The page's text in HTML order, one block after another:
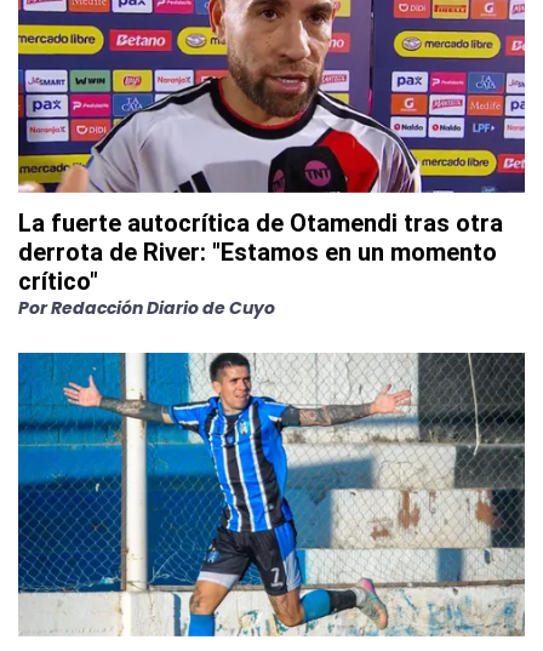
La fuerte autocrítica de Otamendi tras otra
derrota de River: "Estamos en un momento
crítico"
PorRedacción Diario de Cuyo